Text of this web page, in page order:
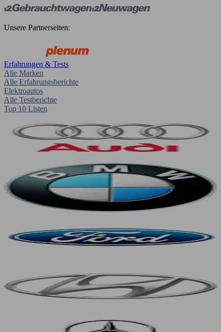
Unsere Partnerseiten:
Erfahrungen & Tests
Alle Marken
Alle Erfahrungsberichte
Elektroautos
Alle Testberichte
Top 10 Listen